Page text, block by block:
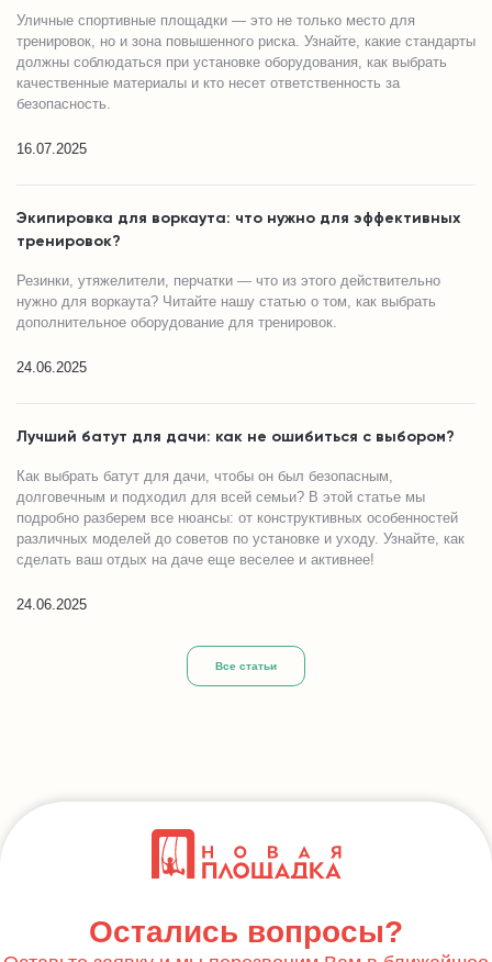
Уличные спортивные площадки — это не только место для
тренировок, но и зона повышенного риска. Узнайте, какие стандарты
должны соблюдаться при установке оборудования, как выбрать
качественные материалы и кто несет ответственность за
безопасность.
16.07.2025
Экипировка для воркаута: что нужно для эффективных
тренировок?
Резинки, утяжелители, перчатки — что из этого действительно
нужно для воркаута? Читайте нашу статью о том, как выбрать
дополнительное оборудование для тренировок.
24.06.2025
Лучший батут для дачи: как не ошибиться с выбором?
Как выбрать батут для дачи, чтобы он был безопасным,
долговечным и подходил для всей семьи? В этой статье мы
подробно разберем все нюансы: от конструктивных особенностей
различных моделей до советов по установке и уходу. Узнайте, как
сделать ваш отдых на даче еще веселее и активнее!
24.06.2025
Все статьи
Остались вопросы?